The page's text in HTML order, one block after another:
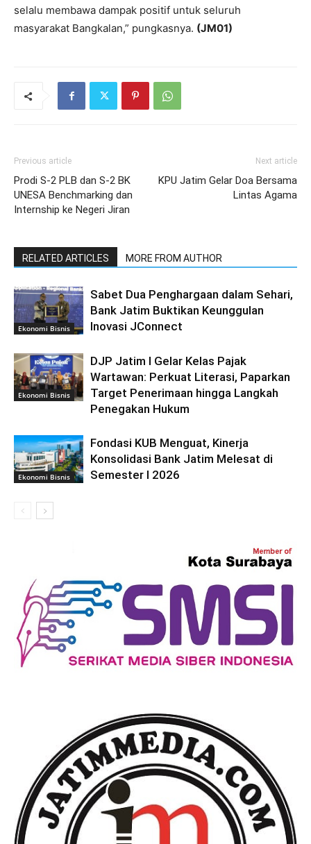
selalu membawa dampak positif untuk seluruh
masyarakat Bangkalan,” pungkasnya. (JM01)
Previous article
Prodi S-2 PLB dan S-2 BK
UNESA Benchmarking dan
Internship ke Negeri Jiran
Next article
KPU Jatim Gelar Doa Bersama
Lintas Agama
RELATED ARTICLES MORE FROM AUTHOR
Ekonomi Bisnis
Sabet Dua Penghargaan dalam Sehari,
Bank Jatim Buktikan Keunggulan
Inovasi JConnect
Ekonomi Bisnis
DJP Jatim I Gelar Kelas Pajak
Wartawan: Perkuat Literasi, Paparkan
Target Penerimaan hingga Langkah
Penegakan Hukum
Ekonomi Bisnis
Fondasi KUB Menguat, Kinerja
Konsolidasi Bank Jatim Melesat di
Semester I 2026